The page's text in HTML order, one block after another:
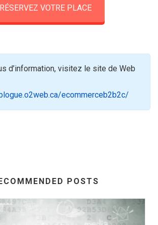
RÉSERVEZ VOTRE PLACE
d’information, visitez le site de Web
ecommerceb2b2c/
POSTS